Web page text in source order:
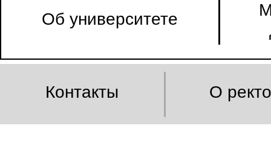
Об университете
Контакты О